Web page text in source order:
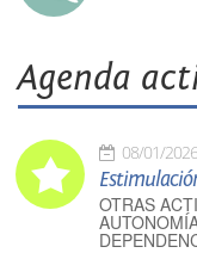
Agenda
08/01/2026
OTRAS